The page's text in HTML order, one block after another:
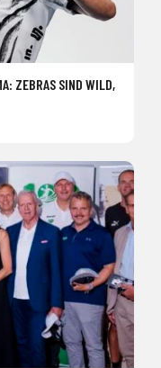
ZEBRAS SIND WILD,